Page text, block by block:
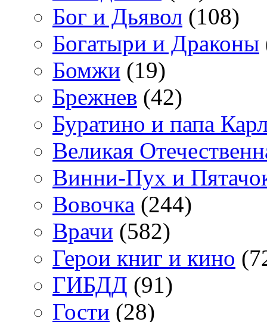
Бог и Дьявол (108)
Богатыри и Драконы
Бомжи (19)
Брежнев (42)
Буратино и папа
Великая
Винни-Пух и
Вовочка (244)
Врачи (582)
Герои книг и кино
ГИБДД (91)
Гости (28)